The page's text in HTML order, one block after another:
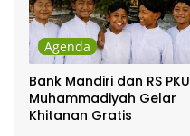
Agenda
Bank Mandiri dan RS PKU
Muhammadiyah Gelar
Khitanan Gratis